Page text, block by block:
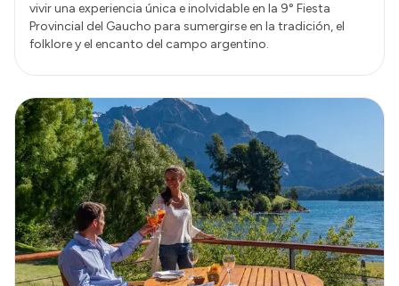
vivir una experiencia única e inolvidable en la 9° Fiesta
Provincial del Gaucho para sumergirse en la tradición, el
folklore y el encanto del campo argentino.